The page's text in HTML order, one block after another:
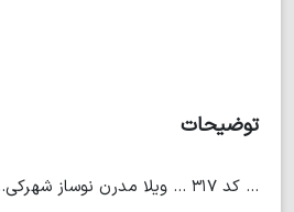
توضیحات